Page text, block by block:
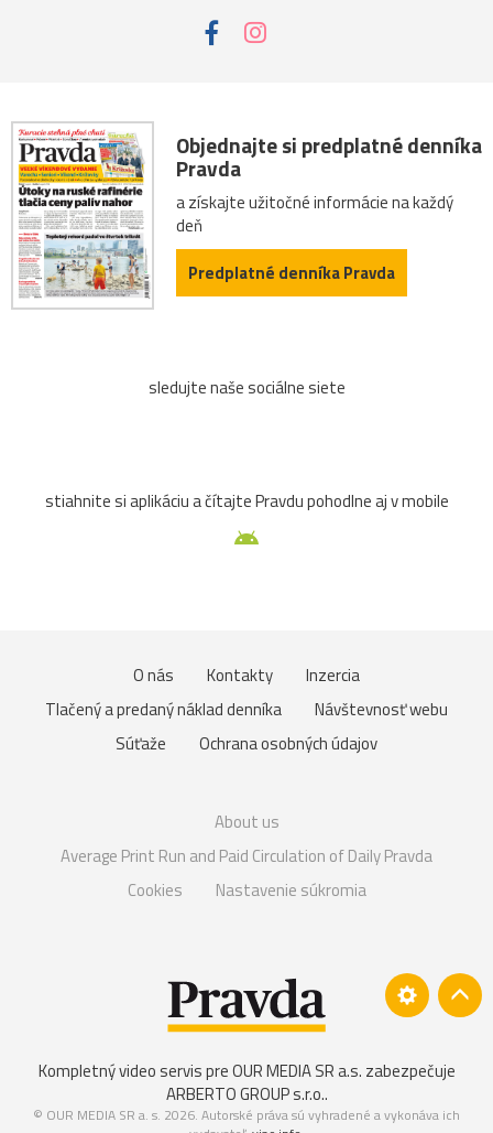
Objednajte si predplatné denníka
Pravda
a získajte užitočné informácie na každý
deň
Predplatné denníka Pravda
sledujte naše sociálne siete
stiahnite si aplikáciu a čítajte Pravdu pohodlne aj v mobile
O nás Kontakty
Inzercia
Tlačený a predaný náklad denníka
Návštevnosť webu
Súťaže
Ochrana osobných údajov
About us
Average Print Run and Paid Circulation of Daily Pravda
Cookies
Nastavenie súkromia
Kompletný video servis pre OUR MEDIA SR a.s. zabezpečuje
ARBERTO GROUP s.r.o..
© OUR MEDIA SR a. s. 2026. Autorské práva sú vyhradené a vykonáva ich